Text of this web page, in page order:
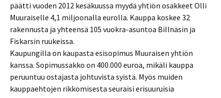
päätti vuoden 2012 kesäkuussa myydä yhtiön osakkeet Olli
Muuraiselle 4,1 miljoonalla eurolla. Kauppa koskee 32
rakennusta ja yhteensä 105 vuokra-asuntoa Billnäsin ja
Fiskarsin ruukeissa.
Kaupungilla on kaupasta esisopimus Muuraisen yhtiön
kanssa. Sopimussakko on 400.000 euroa, mikäli kauppa
peruuntuu ostajasta johtuvista syistä. Myös muiden
kauppaehtojen rikkomisesta seuraisi erisuuruisia